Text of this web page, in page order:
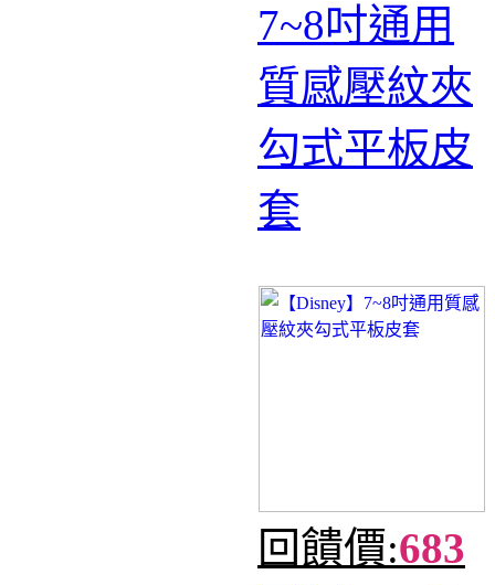
7~8吋通用
質感壓紋夾
勾式平板皮
套
回饋價:683